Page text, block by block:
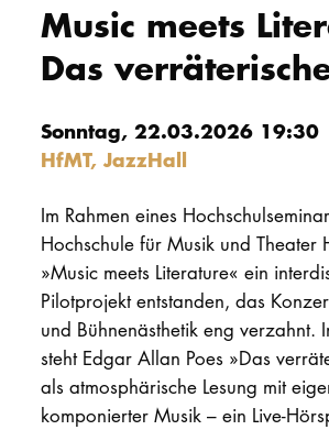
Music meets
Das
Sonntag, 22.03.2026 19:30
HfMT, JazzHall
Im Rahmen eines
Hochschule für Musik und Theater
»Music meets Literature« ein
Pilotprojekt entstanden, das
und Bühnenästhetik eng verzahnt.
steht Edgar Allan Poes »Das
als atmosphärische Lesung mit
komponierter Musik – ein Live-